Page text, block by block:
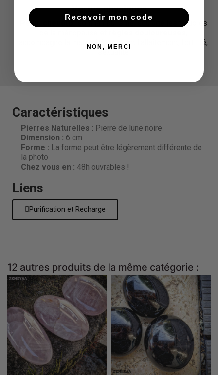
Vertus physiques
Peau, cheveux
, somnambulisme, soulage les troubles
accompagne la maternité, soutient l'allaitement, fertilité,
sexualité
Caractéristiques
Pierres Naturelles : Pierre de lune noire
Dimension : 6 cm
Forme : La forme peut être légèrement différente de
la photo
Chez vous en : 48h ouvrables !
Liens
Purification et Recharge
12 autres produits de la même catégorie :
Recevoir mon code
NON, MERCI